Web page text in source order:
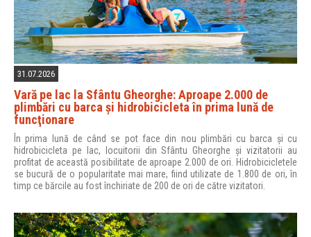
31.07.2026
Vară pe lac la Sfântu Gheorghe: Aproape 2.000 de
plimbări cu barca şi hidrobicicleta în prima lună de
funcţionare
În prima lună de când se pot face din nou plimbări cu barca și cu
hidrobicicleta pe lac, locuitorii din Sfântu Gheorghe și vizitatorii au
profitat de această posibilitate de aproape 2.000 de ori. Hidrobicicletele
se bucură de o popularitate mai mare, fiind utilizate de 1.800 de ori, în
timp ce bărcile au fost închiriate de 200 de ori de către vizitatori.